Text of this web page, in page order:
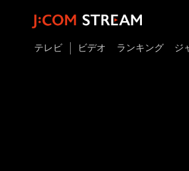
テレビ ビデオ ランキング ジ